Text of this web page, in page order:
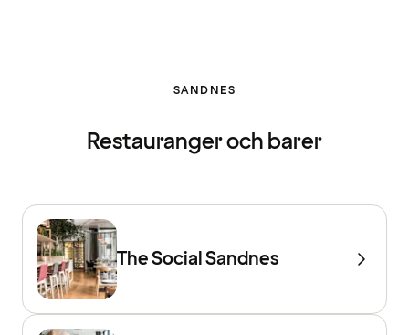
SANDNES
Restauranger och barer
The Social Sandnes